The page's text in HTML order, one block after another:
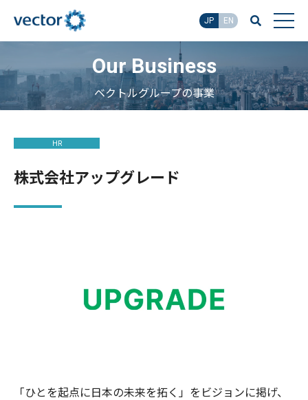
JP EN
Our Business
ベクトルグループの事業
HR
株式会社アップグレード
「ひとを起点に日本の未来を拓く」をビジョンに掲げ、